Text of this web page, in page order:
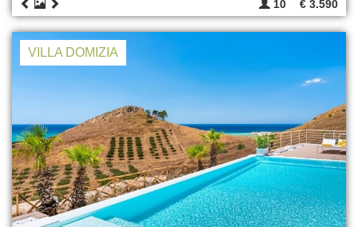
10 € 3.590
VILLA DOMIZIA